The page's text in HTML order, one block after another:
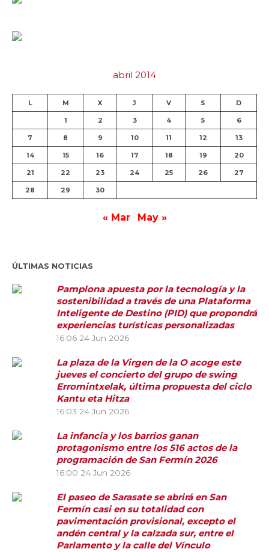
abril 2014
L M X J V S D
1 2 3 4 5 6
7 8 9 10 11 12 13
14 15 16 17 18 19 20
21 22 23 24 25 26 27
28 29 30
« Mar May »
ÚLTIMAS NOTICIAS
Pamplona apuesta por la tecnología y la
sostenibilidad a través de una Plataforma
Inteligente de Destino (PID) que propondrá
experiencias turísticas personalizadas
16:06 24 Jun 2026
La plaza de la Virgen de la O acoge este
jueves el concierto del grupo de swing
Erromintxelak, última propuesta del ciclo
Kantu eta Hitza
16:03 24 Jun 2026
La infancia y los barrios ganan
protagonismo entre los 516 actos de la
programación de San Fermín 2026
16:00 24 Jun 2026
El paseo de Sarasate se abrirá en San
Fermín casi en su totalidad con
pavimentación provisional, excepto el
andén central y la calzada sur, entre el
Parlamento y la calle del Vínculo